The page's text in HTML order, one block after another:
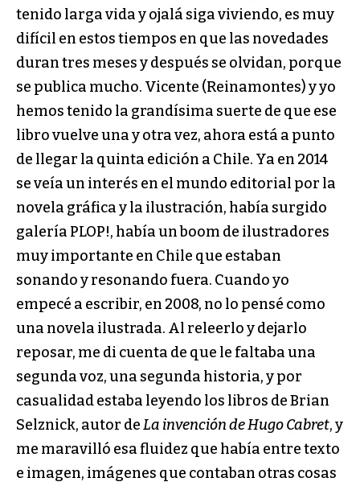
tenido larga vida y ojalá siga viviendo, es muy
difícil en estos tiempos en que las novedades
duran tres meses y después se olvidan, porque
se publica mucho. Vicente (Reinamontes) y yo
hemos tenido la grandísima suerte de que ese
libro vuelve una y otra vez, ahora está a punto
de llegar la quinta edición a Chile. Ya en 2014
se veía un interés en el mundo editorial por la
novela gráfica y la ilustración, había surgido
galería PLOP!, había un boom de ilustradores
muy importante en Chile que estaban
sonando y resonando fuera. Cuando yo
empecé a escribir, en 2008, no lo pensé como
una novela ilustrada. Al releerlo y dejarlo
reposar, me di cuenta de que le faltaba una
segunda voz, una segunda historia, y por
casualidad estaba leyendo los libros de Brian
Selznick, autor deLa invención de Hugo Cabret, y
me maravilló esa fluidez que había entre texto
e imagen, imágenes que contaban otras cosas